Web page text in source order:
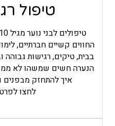
טיפול
החווים קשיים חברתיים,
בבית, טיקים, רגישות
הנערה חשים שמשהו לא
איך להתחזק מבפנים
לחצו
ומה שהוא מביא איתו
להכיר את הרגשות והדרך
להתחבר לגוף, תוך כדי
ונראה כיצד המחשבה
מה אנחנו באמת רוצים.
משולבים במשחק ויצירה.
במפגשים עם